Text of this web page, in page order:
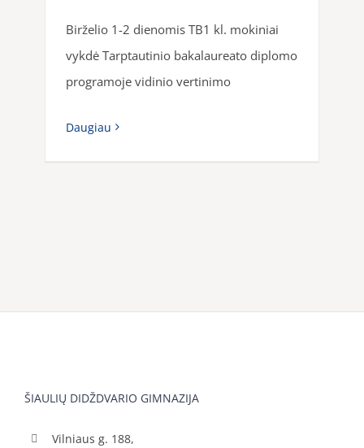
Birželio 1-2 dienomis TB1 kl. mokiniai
vykdė Tarptautinio bakalaureato diplomo
programoje vidinio vertinimo
Daugiau
ŠIAULIŲ DIDŽDVARIO GIMNAZIJA
Vilniaus g. 188,